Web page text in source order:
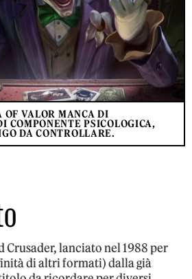
VALOR MANCA DI
COMPONENTE PSICOLOGICA,
DA CONTROLLARE.
Crusader, lanciato nel 1988 per
di altri formati) dalla già